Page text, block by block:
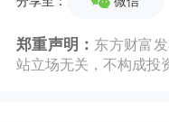
为揪心的是，
化趋势，不少
郑重声明： 东方财富
站立场无关，不构成投